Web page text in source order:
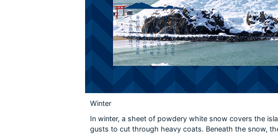
Winter
In winter, a sheet of powdery white snow covers the
gusts to cut through heavy coats. Beneath the snow,